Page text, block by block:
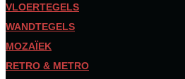
VLOERTEGELS
WANDTEGELS
MOZAÏEK
RETRO & METRO